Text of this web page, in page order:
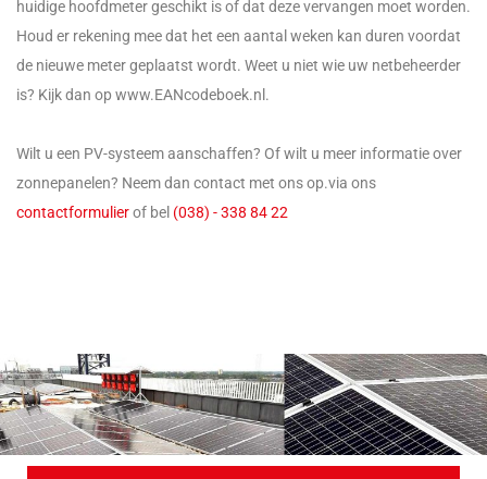
huidige hoofdmeter geschikt is of dat deze vervangen moet worden.
Houd er rekening mee dat het een aantal weken kan duren voordat
de nieuwe meter geplaatst wordt. Weet u niet wie uw netbeheerder
is? Kijk dan op www.EANcodeboek.nl.
Wilt u een PV-systeem aanschaffen? Of wilt u meer informatie over
zonnepanelen? Neem dan contact met ons op.via ons
contactformulierof bel (038) - 338 84 22